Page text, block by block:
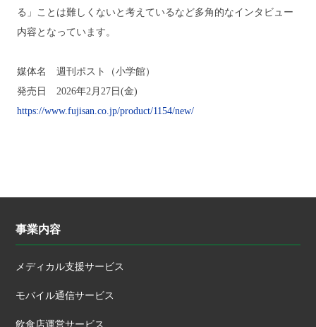
る」ことは難しくないと考えているなど多角的なインタビュー
内容となっています。
媒体名 週刊ポスト（小学館）
発売日
2026年2月27日(金)
https://www.fujisan.co.jp/product/1154/new/
事業内容
メディカル支援サービス
モバイル通信サービス
飲食店運営サービス